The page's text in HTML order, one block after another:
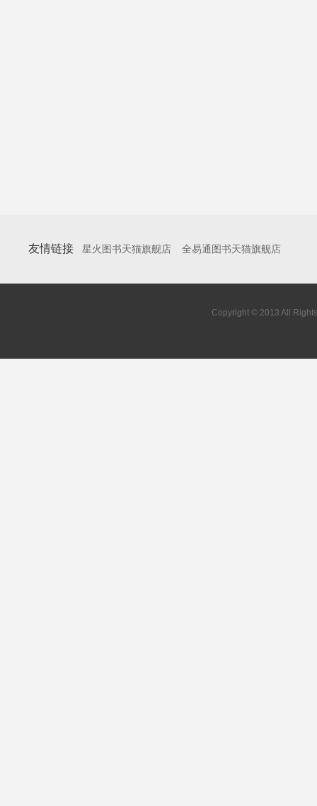
友情链接 星火图书天猫旗舰店 全易通图书天猫旗舰店
Copyright © 2013 All